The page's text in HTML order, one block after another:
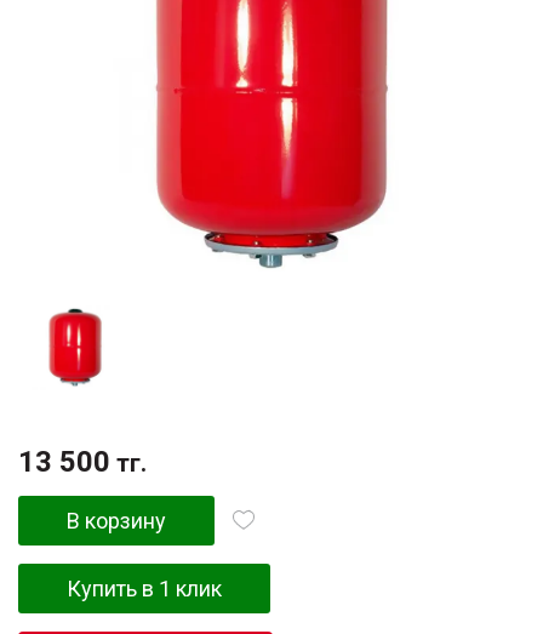
13 500 тг.
В корзину
Купить в 1 клик